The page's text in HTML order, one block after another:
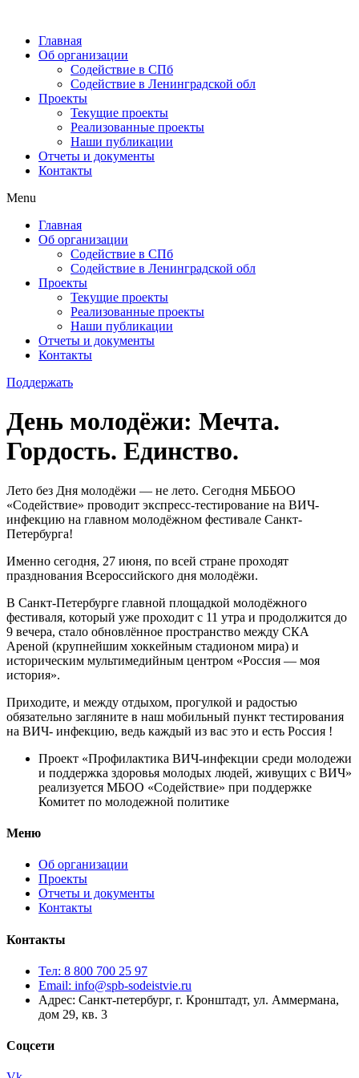
Главная
Об организации
Содействие в СПб
Содействие в Ленинградской обл
Проекты
Текущие проекты
Реализованные проекты
Наши публикации
Отчеты и документы
Контакты
Menu
Главная
Об организации
Содействие в СПб
Содействие в Ленинградской обл
Проекты
Текущие проекты
Реализованные проекты
Наши публикации
Отчеты и документы
Контакты
Поддержать
День молодёжи: Мечта.
Гордость. Единство.
Лето без Дня молодёжи — не лето. Сегодня МББОО
«Содействие» проводит экспресс-тестирование на ВИЧ-
инфекцию на главном молодёжном фестивале Санкт-
Петербурга!
Именно сегодня, 27 июня, по всей стране проходят
празднования Всероссийского дня молодёжи.
В Санкт-Петербурге главной площадкой молодёжного
фестиваля, который уже проходит с 11 утра и продолжится до
9 вечера, стало обновлённое пространство между СКА
Ареной (крупнейшим хоккейным стадионом мира) и
историческим мультимедийным центром «Россия — моя
история».
Приходите, и между отдыхом, прогулкой и радостью
обязательно загляните в наш мобильный пункт тестирования
на ВИЧ- инфекцию, ведь каждый из вас это и есть Россия !
Проект «Профилактика ВИЧ-инфекции среди молодежи
и поддержка здоровья молодых людей, живущих с ВИЧ»
реализуется МБОО «Содействие» при поддержке
Комитет по молодежной политике
Меню
Об организации
Проекты
Отчеты и документы
Контакты
Контакты
Тел: 8 800 700 25 97
Email: info@spb-sodeistvie.ru
Адрес: Санкт-петербург, г. Кронштадт, ул. Аммермана,
дом 29, кв. 3
Соцсети